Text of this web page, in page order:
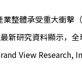
整體承受重大衝擊
新研究資料顯示，全
View Research,